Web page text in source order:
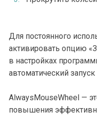
Для постоянного
активировать опцию
в настройках
автоматический
AlwaysMouseWheel —
повышения